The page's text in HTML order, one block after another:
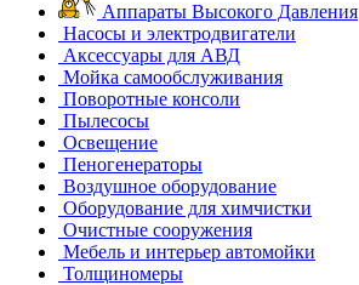
Аппараты Высокого Давления
Насосы и электродвигатели
Аксессуары для АВД
Мойка самообслуживания
Поворотные консоли
Пылесосы
Освещение
Пеногенераторы
Воздушное оборудование
Оборудование для химчистки
Очистные сооружения
Мебель и интерьер автомойки
Толщиномеры